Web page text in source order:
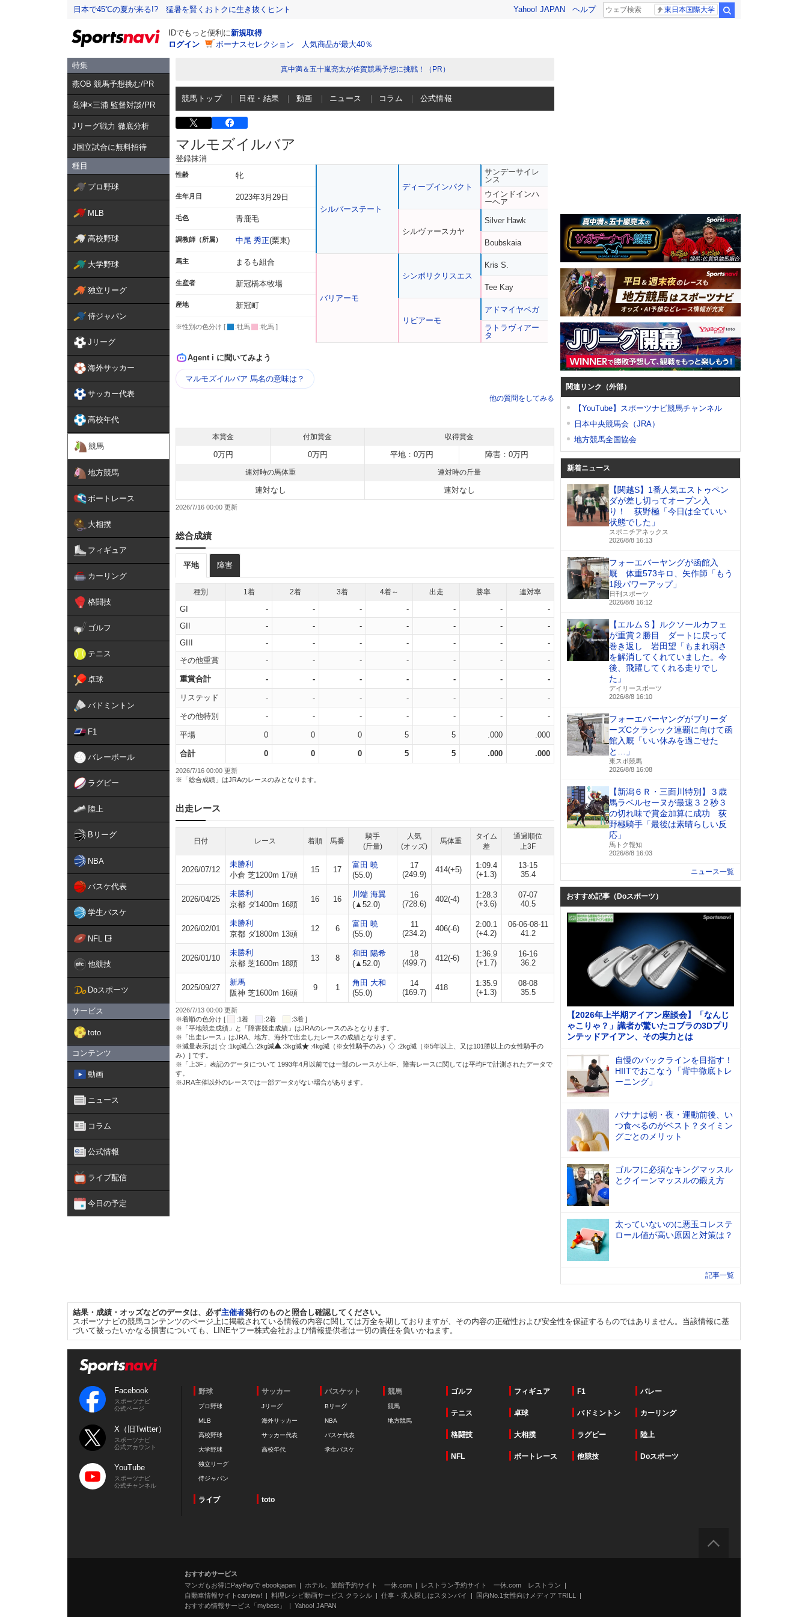
日本で45℃の夏が来る!? 猛暑を賢くおトクに生き抜くヒント Yahoo! JAPAN ヘルプ 東日本国際大学
IDでもっと便利に新規取得
ログイン
ボーナスセレクション 人気商品が最大40％
特集
燕OB 競馬予想挑む/PR
髙津×三浦 監督対談/PR
Jリーグ戦力 徹底分析
J国立試合に無料招待
種目
プロ野球
MLB
高校野球
大学野球
独立リーグ
侍ジャパン
Jリーグ
海外サッカー
サッカー代表
高校年代
競馬
地方競馬
ボートレース
大相撲
フィギュア
カーリング
格闘技
ゴルフ
テニス
卓球
バドミントン
F1
バレーボール
ラグビー
陸上
Bリーグ
NBA
バスケ代表
学生バスケ
NFL
他競技
Doスポーツ
サービス
toto
コンテンツ
動画
ニュース
コラム
公式情報
ライブ配信
今日の予定
真中満＆五十嵐亮太が佐賀競馬予想に挑戦！（PR）
競馬トップ 日程・結果 動画 ニュース コラム 公式情報
マルモズイルバア
登録抹消
性齢 牝
生年月日 2023年3月29日
毛色 青鹿毛
調教師（所属） 中尾 秀正(栗東)
馬主 まるも組合
生産者 新冠橋本牧場
産地 新冠町
※性別の色分け [ :牡馬 :牝馬 ]
シルバーステート
バリアーモ
ディープインパクト
シルヴァースカヤ
シンボリクリスエス
リビアーモ
サンデーサイレ
ンス
ウインドインハ
ーヘア
Silver Hawk
Boubskaia
Kris S.
Tee Kay
アドマイヤベガ
ラトラヴィアー
タ
Agent i に聞いてみよう
マルモズイルバア 馬名の意味は？
他の質問をしてみる
本賞金 付加賞金 収得賞金
0万円 0万円 平地：0万円 障害：0万円
連対時の馬体重 連対時の斤量
連対なし 連対なし
2026/7/16 00:00
総合成績
平地 障害
種別 1着 2着 3着 4着～ 出走 勝率 連対率
GI - - - - - -
-
GII
- - - - - -
-
GIII
- - - - - -
-
その他重賞
- - - - - - -
重賞合計 - - - - - - -
リステッド - - - - - - -
その他特別 - - - - - - -
平場 0 0 0 5 5 .000 .000
合計 0 0 0 5 5 .000 .000
2026/7/16 00:00 更新
※「総合成績」はJRAのレースのみとなります。
出走レース
日付 レース 着順 馬番
騎手
(斤量)
人気
(オッズ)
馬体重
タイム
差
通過順位
上3F
2026/07/12
未勝利
小倉 芝1200m 17頭
15 17
富田 暁
(55.0)
17
(249.9)
414(+5)
1:09.4
(+1.3)
13-15
35.4
2026/04/25
未勝利
京都 ダ1400m 16頭
16 16
川端 海翼
(▲52.0)
16
(728.6)
402(-4)
1:28.3
(+3.6)
07-07
40.5
2026/02/01
未勝利
京都 ダ1800m 13頭
12 6
富田 暁
(55.0)
11
(234.2)
406(-6)
2:00.1
(+4.2)
06-06-08-11
41.2
2026/01/10
未勝利
京都 芝1600m 18頭
13 8
和田 陽希
(▲52.0)
18
(499.7)
412(-6)
1:36.9
(+1.7)
16-16
36.2
2025/09/27
新馬
阪神 芝1600m 16頭
9 1
角田 大和
(55.0)
14
(169.7)
418
1:35.9
(+1.3)
08-08
35.5
2026/7/13 00:00 更新
※着順の色分け [
:1着 :2着
:3着 ]
※「平地競走成績」と「障害競走成績」はJRAのレースのみとなります。
※「出走レース」はJRA、地方、海外で出走したレースの成績となります。
※減量表示は[
:1kg減 :2kg減 :3kg減 :4kg減（※女性騎手のみ）
:2kg減（※5年以上、又は101勝以上の女性騎手の
み）] です。
※「上3F」表記のデータについて 1993年4月以前では一部のレースが上4F、障害レースに関しては平均Fで計測されたデータで
す。
※JRA主催以外のレースでは一部データがない場合があります。
関連リンク（外部）
【YouTube】スポーツナビ競馬チャンネル
日本中央競馬会（JRA）
地方競馬全国協会
新着ニュース
【関越S】1番人気エストゥペン
ダが差し切ってオープン入
り！ 荻野極「今日は全ていい
状態でした」
スポニチアネックス
2026/8/8 16:13
フォーエバーヤングが函館入
厩 体重573キロ、矢作師「もう
1段パワーアップ」
日刊スポーツ
2026/8/8 16:12
【エルムＳ】ルクソールカフェ
が重賞２勝目 ダートに戻って
巻き返し 岩田望「もまれ弱さ
を解消してくれていました。今
後、飛躍してくれる走りでし
た」
デイリースポーツ
2026/8/8 16:10
フォーエバーヤングがブリーダ
ーズCクラシック連覇に向けて函
館入厩「いい休みを過ごせた
と…」
東スポ競馬
2026/8/8 16:08
【新潟６Ｒ・三面川特別】３歳
馬ラベルセーヌが最速３２秒３
の切れ味で賞金加算に成功 荻
野極騎手「最後は素晴らしい反
応」
馬トク報知
2026/8/8 16:03
ニュース一覧
おすすめ記事（Doスポーツ）
【2026年上半期アイアン座談会】「なんじ
ゃこりゃ？」識者が驚いたコブラの3Dプリ
ンテッドアイアン、その実力とは
自慢のバックラインを目指す！
HIITでおこなう「背中徹底トレ
ーニング」
バナナは朝・夜・運動前後、い
つ食べるのがベスト？タイミン
グごとのメリット
ゴルフに必須なキングマッスル
とクイーンマッスルの鍛え方
太っていないのに悪玉コレステ
ロール値が高い原因と対策は？
記事一覧
結果・成績・オッズなどのデータは、必ず主催者発行のものと照合し確認してください。
スポーツナビの競馬コンテンツのページ上に掲載されている情報の内容に関しては万全を期しておりますが、その内容の正確性および安全性を保証するものではありません。当該情報に基
づいて被ったいかなる損害についても、LINEヤフー株式会社および情報提供者は一切の責任を負いかねます。
Facebook
スポーツナビ
公式ページ
X（旧Twitter）
スポーツナビ
公式アカウント
YouTube
スポーツナビ
公式チャンネル
野球
プロ野球
MLB
高校野球
大学野球
独立リーグ
侍ジャパン
サッカー
Jリーグ
海外サッカー
サッカー代表
高校年代
バスケット
Bリーグ
NBA
バスケ代表
学生バスケ
競馬
競馬
地方競馬
ゴルフ フィギュア F1 バレー
テニス 卓球 バドミントン カーリング
格闘技 大相撲 ラグビー 陸上
NFL ボートレース 他競技 Doスポーツ
ライブ toto
おすすめサービス
マンガもお得にPayPayで ebookjapan
ホテル、旅館予約サイト 一休.com
レストラン予約サイト 一休.com レストラン
自動車情報サイトcarview!
料理レシピ動画サービス クラシル 仕事・求人探しはスタンバイ
国内No.1女性向けメディア TRILL
おすすめ情報サービス「mybest」
Yahoo! JAPAN